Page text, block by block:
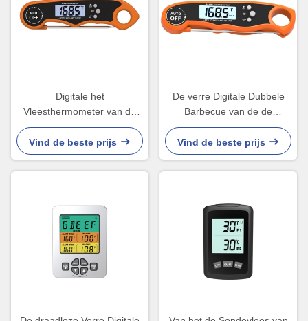
Digitale het
Vleesthermometer van de
Rokers Dubbele Sonde met
Alarm
Vind de beste prijs
De verre Digitale Dubbele
Barbecue van de de
Thermometer Slimme Roker
van het Sondevlees
Vind de beste prijs